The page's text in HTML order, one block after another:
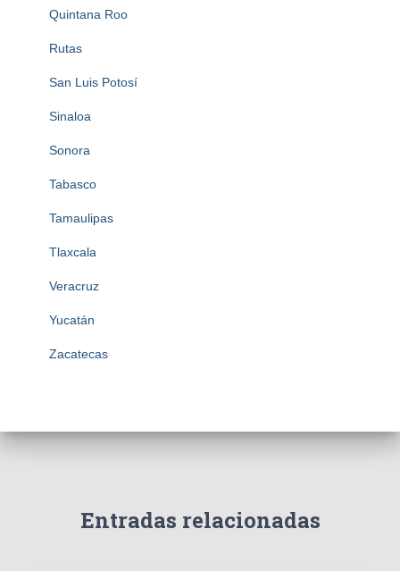
Quintana Roo
Rutas
San Luis Potosí
Sinaloa
Sonora
Tabasco
Tamaulipas
Tlaxcala
Veracruz
Yucatán
Zacatecas
Entradas relacionadas